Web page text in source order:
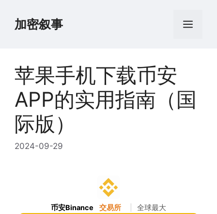
加密叙事 菜
苹果手机下载币安
APP的实用指南（国
际版）
2024-09-29
币安Binance 交易所 全球最大